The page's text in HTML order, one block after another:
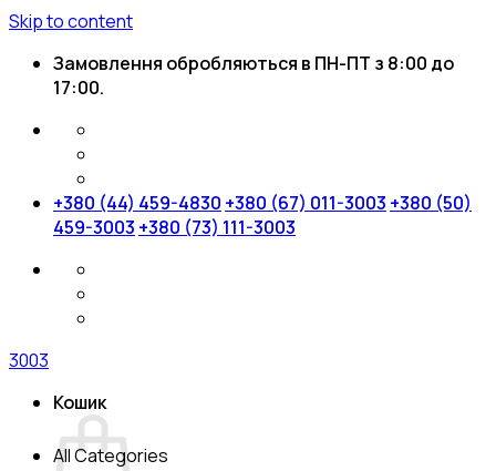
Skip to content
Замовлення обробляються в ПН-ПТ з 8:00 до
17:00.
+380 (44) 459-4830 +380 (67) 011-3003 +380 (50)
459-3003 +380 (73) 111-3003
3003
Кошик
All Categories